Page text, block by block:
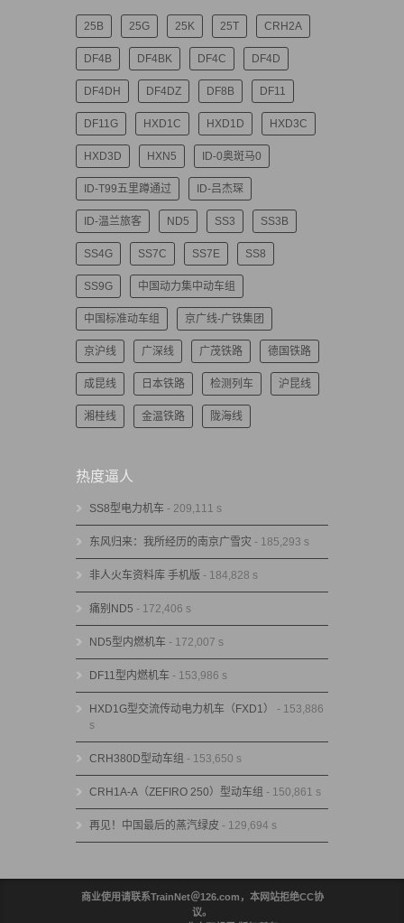
25B 25G 25K 25T CRH2A
DF4B DF4BK DF4C DF4D
DF4DH DF4DZ DF8B DF11
DF11G HXD1C HXD1D HXD3C
HXD3D HXN5 ID-0奥斑马0
ID-T99五里蹲通过 ID-吕杰琛
ID-温兰旅客 ND5 SS3 SS3B
SS4G SS7C SS7E SS8
SS9G 中国动力集中动车组
中国标准动车组 京广线-广铁集团
京沪线 广深线 广茂铁路 德国铁路
成昆线 日本铁路 检测列车 沪昆线
湘桂线 金温铁路 陇海线
热度逼人
SS8型电力机车 - 209,111 s
东风归来：我所经历的南京广雪灾 - 185,293 s
非人火车资料库 手机版 - 184,828 s
痛别ND5 - 172,406 s
ND5型内燃机车 - 172,007 s
DF11型内燃机车 - 153,986 s
HXD1G型交流传动电力机车（FXD1）
- 153,886
s
CRH380D型动车组 - 153,650 s
CRH1A-A（ZEFIRO 250）型动车组 - 150,861 s
再见！中国最后的蒸汽绿皮 - 129,694 s
商业使用请联系TrainNet＠126.com，本网站拒绝CC协
议。